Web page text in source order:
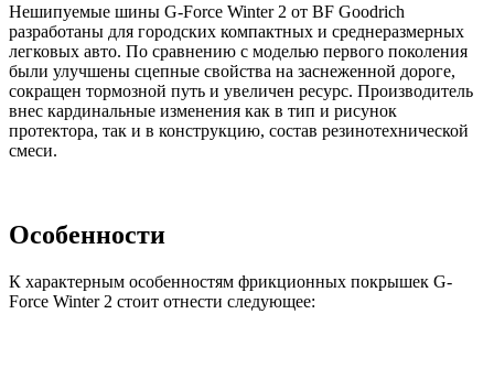
Нешипуемые шины G-Force Winter 2 от BF Goodrich
разработаны для городских компактных и среднеразмерных
легковых авто. По сравнению с моделью первого поколения
были улучшены сцепные свойства на заснеженной дороге,
сокращен тормозной путь и увеличен ресурс. Производитель
внес кардинальные изменения как в тип и рисунок
протектора, так и в конструкцию, состав резинотехнической
смеси.
Особенности
К характерным особенностям фрикционных покрышек G-
Force Winter 2 стоит отнести следующее: